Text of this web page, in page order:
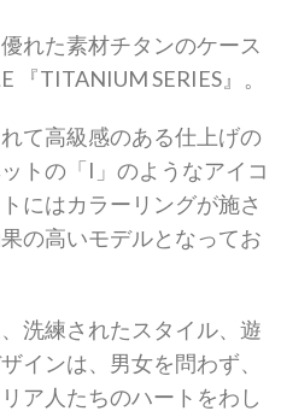
れた素材チタンのケース
『TITANIUM SERIES』。
て高級感のある仕上げの
トの「I」のようなアイコ
にはカラーリングが施さ
の高いモデルとなってお
洗練されたスタイル、遊
インは、男女を問わず、
ア人たちのハートをわし